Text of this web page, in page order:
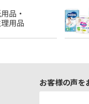
お客様の声を